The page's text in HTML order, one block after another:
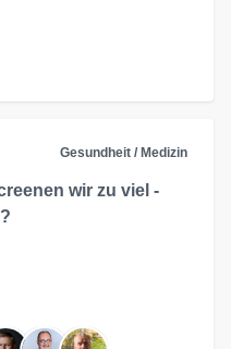
Gesundheit / Medizin
wir zu viel -